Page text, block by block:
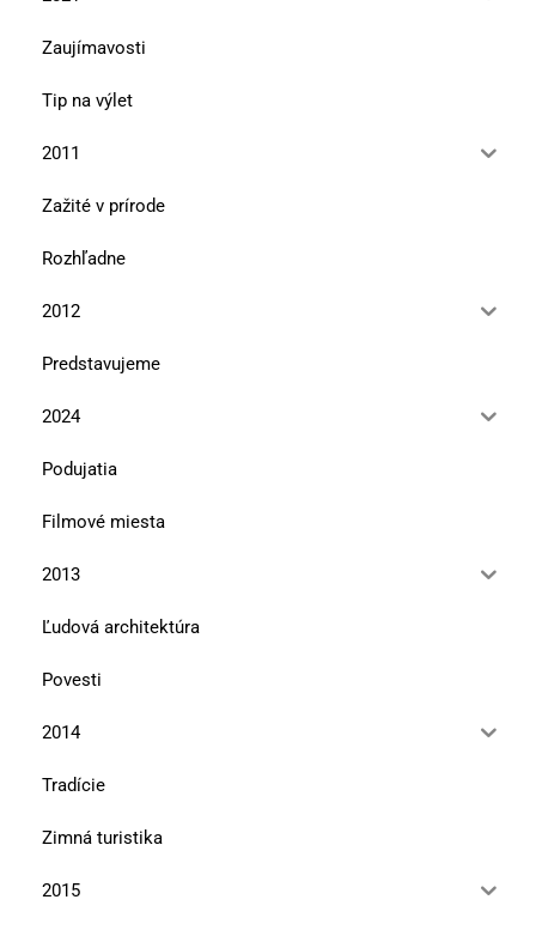
Zaujímavosti
Tip na výlet
2011
Zažité v prírode
Rozhľadne
2012
Predstavujeme
2024
Podujatia
Filmové miesta
2013
Ľudová architektúra
Povesti
2014
Tradície
Zimná turistika
2015